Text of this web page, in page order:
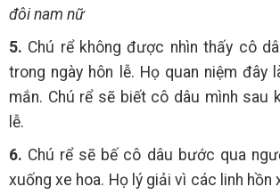
đôi nam nữ
5. Chú rể không được nhìn thấy cô
trong ngày hôn lễ. Họ quan niệm đây
mắn. Chú rể sẽ biết cô dâu mình sau
lễ.
6. Chú rể sẽ bế cô dâu bước qua
xuống xe hoa. Họ lý giải vì các linh hồn